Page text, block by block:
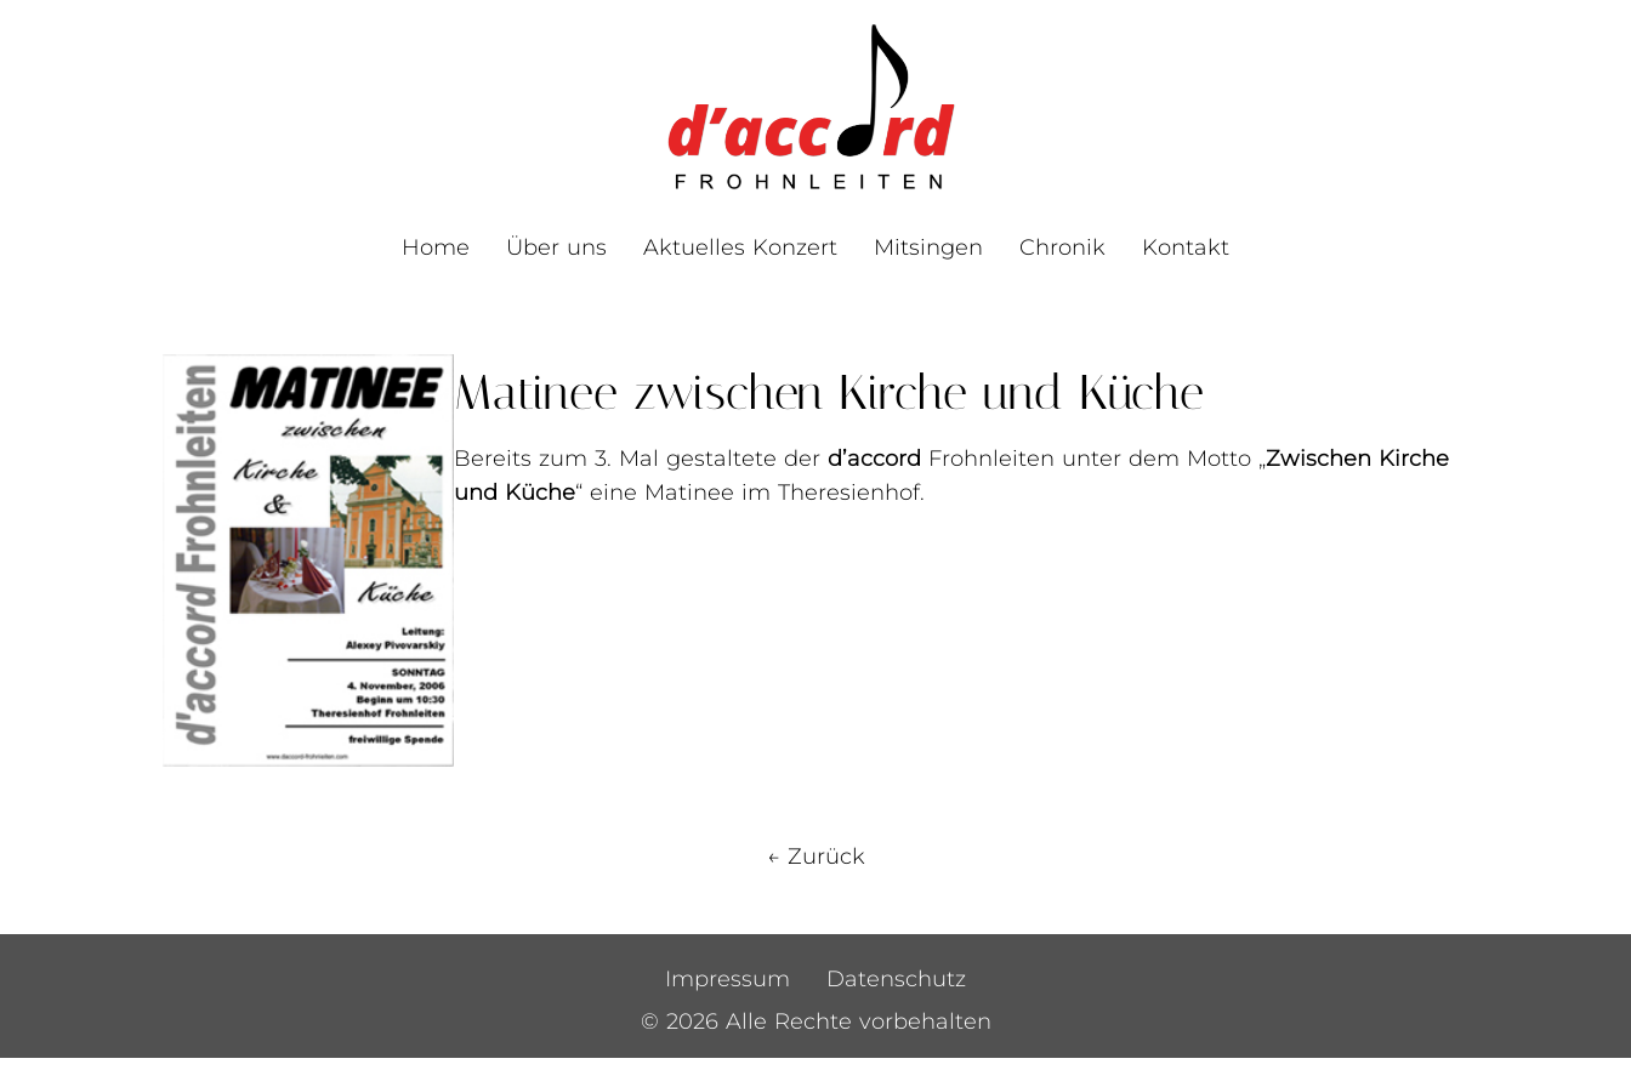
Home Über uns Aktuelles Konzert Mitsingen Chronik Kontakt
Matinee zwischen Kirche und Küche
Bereits zum 3. Mal gestaltete der d’accord Frohnleiten unter dem Motto „Zwischen Kirche
und Küche“ eine Matinee im Theresienhof.
← Zurück
Impressum
Datenschutz
© 2026 Alle Rechte vorbehalten